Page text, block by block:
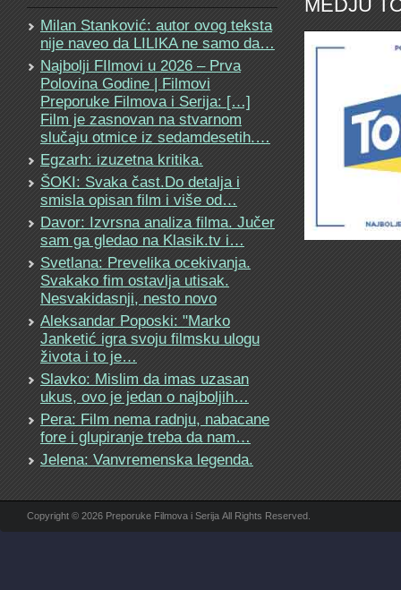
Milan Stanković: autor ovog teksta
nije naveo da LILIKA ne samo da…
Najbolji FIlmovi u 2026 – Prva
Polovina Godine | Filmovi
Preporuke Filmova i Serija: […]
Film je zasnovan na stvarnom
slučaju otmice iz sedamdesetih.…
Egzarh: izuzetna kritika.
ŠOKI: Svaka čast.Do detalja i
smisla opisan film i više od…
Davor: Izvrsna analiza filma. Jučer
sam ga gledao na Klasik.tv i…
Svetlana: Prevelika ocekivanja.
Svakako fim ostavlja utisak.
Nesvakidasnji, nesto novo
Aleksandar Poposki: "Marko
Janketić igra svoju filmsku ulogu
života i to je…
Slavko: Mislim da imas uzasan
ukus, ovo je jedan o najboljih…
Pera: Film nema radnju, nabacane
fore i glupiranje treba da nam…
Jelena: Vanvremenska legenda.
MEDJU
Copyright © 2026 Preporuke Filmova i Serija All Rights Reserved.